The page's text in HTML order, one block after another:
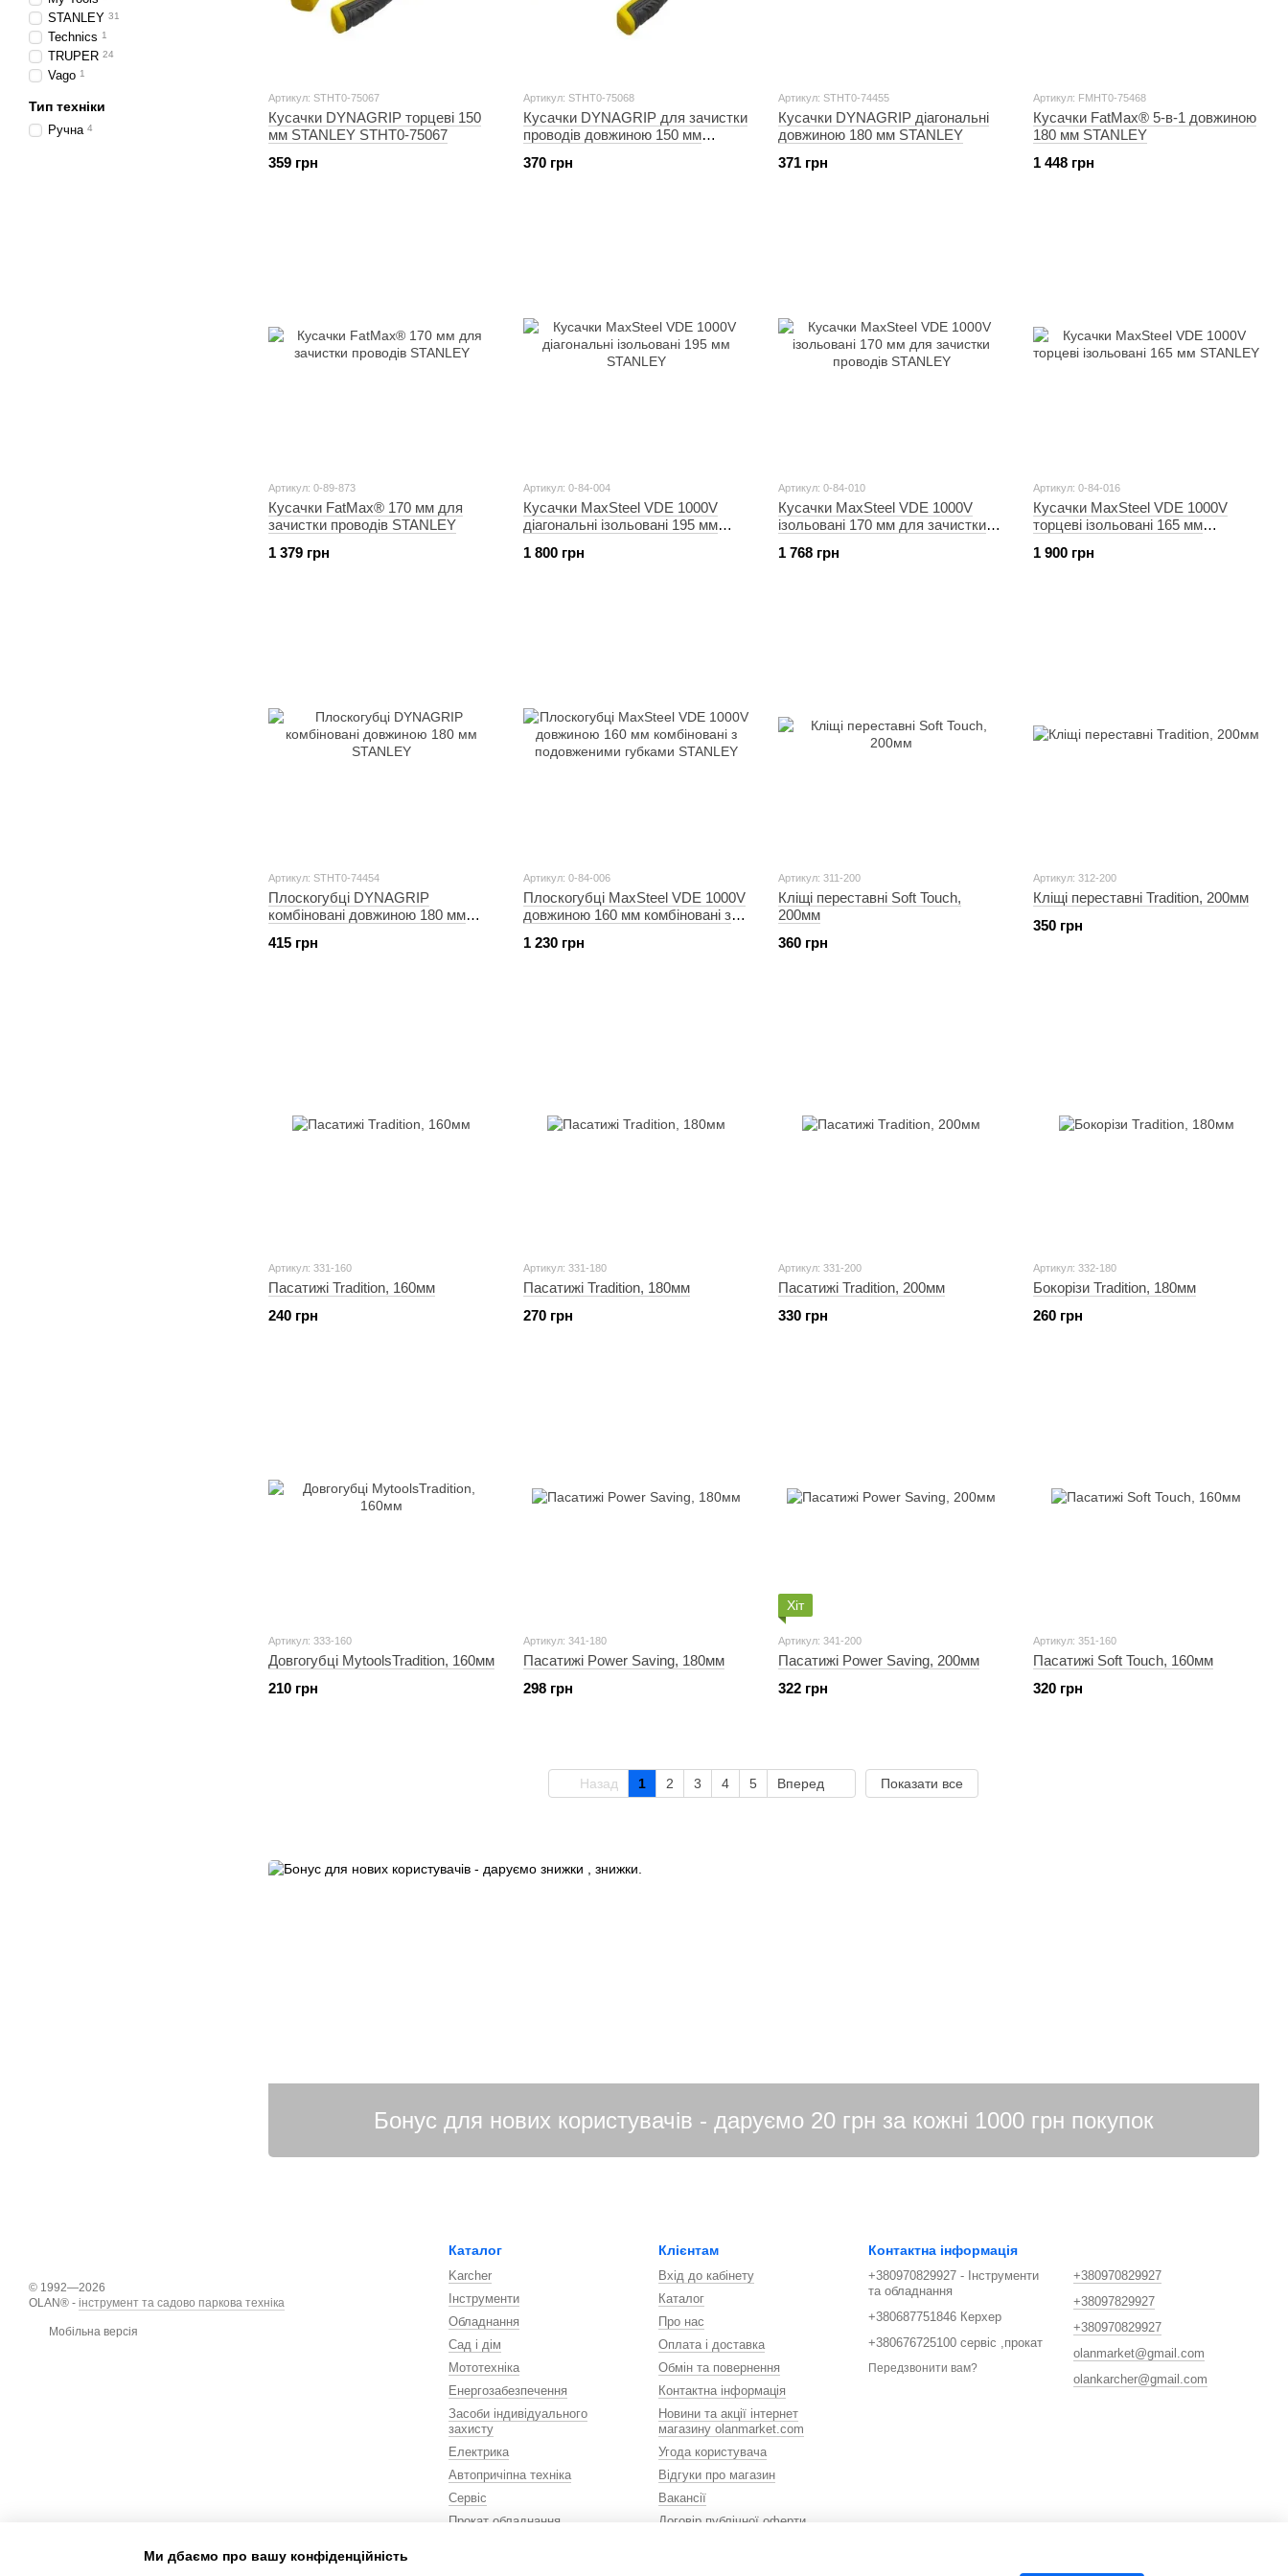
Артикул: STHT0-75067
Кусачки DYNAGRIP торцеві 150
мм STANLEY STHT0-75067
359 грн
Артикул: STHT0-75068
Кусачки DYNAGRIP для зачистки
проводів довжиною 150 мм
370 грн
Артикул: STHT0-74455
Кусачки DYNAGRIP діагональні
довжиною 180 мм STANLEY
371 грн
Артикул: FMHT0-75468
Кусачки FatMax® 5-в-1 довжиною
180 мм STANLEY
1 448 грн
Артикул: 0-89-873
Кусачки FatMax® 170 мм для
зачистки проводів STANLEY
1 379 грн
Артикул: 0-84-004
Кусачки MaxSteel VDE 1000V
діагональні ізольовані 195 мм
1 800 грн
Артикул: 0-84-010
Кусачки MaxSteel VDE 1000V
ізольовані 170 мм для зачистки
1 768 грн
Артикул: 0-84-016
Кусачки MaxSteel VDE 1000V
торцеві ізольовані 165 мм
1 900 грн
Артикул: STHT0-74454
Плоскогубці DYNAGRIP
комбіновані довжиною 180 мм
415 грн
Артикул: 0-84-006
Плоскогубці MaxSteel VDE 1000V
довжиною 160 мм комбіновані з
1 230 грн
Артикул: 311-200
Кліщі переставні Soft Touch,
200мм
360 грн
Артикул: 312-200
Кліщі переставні Tradition, 200мм
350 грн
Артикул: 331-160
Пасатижі Tradition, 160мм
240 грн
Артикул: 331-180
Пасатижі Tradition, 180мм
270 грн
Артикул: 331-200
Пасатижі Tradition, 200мм
330 грн
Артикул: 332-180
Бокорізи Tradition, 180мм
260 грн
Артикул: 333-160
Довгогубці MytoolsTradition, 160мм
210 грн
Артикул: 341-180
Пасатижі Power Saving, 180мм
298 грн
Хіт
Артикул: 341-200
Пасатижі Power Saving, 200мм
322 грн
Артикул: 351-160
Пасатижі Soft Touch, 160мм
320 грн
Назад 1 2 3 4 5 Вперед Показати все
STANLEY 31
Technics 1
TRUPER 24
Vago 1
Тип техніки
Ручна 4
© 1992—2026
OLAN® - інструмент та садово паркова техніка
Мобільна версія
Каталог
Karcher
Інструменти
Обладнання
Сад і дім
Мототехніка
Енергозабезпечення
Засоби індивідуального
захисту
Електрика
Автопричіпна техніка
Сервіс
Прокат обладнання
Клієнтам
Вхід до кабінету
Каталог
Про нас
Оплата і доставка
Обмін та повернення
Контактна інформація
Новини та акції інтернет
магазину olanmarket.com
Угода користувача
Відгуки про магазин
Вакансії
Договір публічної оферти
Контактна інформація
+380970829927 - Інструменти
та обладнання
+380687751846 Керхер
+380676725100 сервіс ,прокат
Передзвонити вам?
+380970829927
+38097829927
+380970829927
olanmarket@gmail.com
olankarcher@gmail.com
Ми дбаємо про вашу конфіденційність